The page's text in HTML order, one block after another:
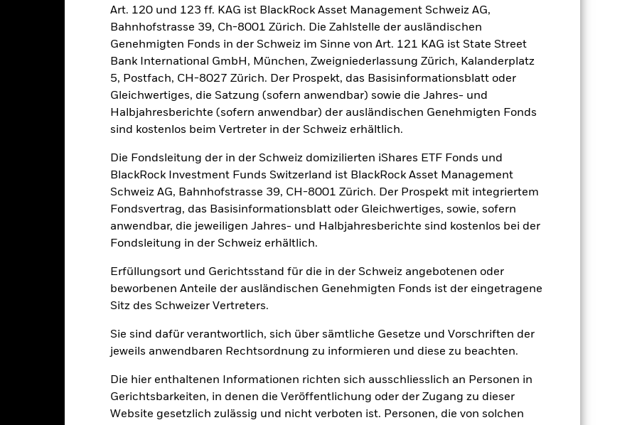
Art. 120 und 123 ff. KAG ist BlackRock Asset Management Schweiz AG,
Bahnhofstrasse 39, Ch-8001 Zürich. Die Zahlstelle der ausländischen
Genehmigten Fonds in der Schweiz im Sinne von Art. 121 KAG ist State Street
Bank International GmbH, München, Zweigniederlassung Zürich, Kalanderplatz
5, Postfach, CH-8027 Zürich. Der Prospekt, das Basisinformationsblatt oder
Gleichwertiges, die Satzung (sofern anwendbar) sowie die Jahres- und
Halbjahresberichte (sofern anwendbar) der ausländischen Genehmigten Fonds
sind kostenlos beim Vertreter in der Schweiz erhältlich.
Die Fondsleitung der in der Schweiz domizilierten iShares ETF Fonds und
BlackRock Investment Funds Switzerland ist BlackRock Asset Management
Schweiz AG, Bahnhofstrasse 39, CH-8001 Zürich. Der Prospekt mit integriertem
Fondsvertrag, das Basisinformationsblatt oder Gleichwertiges, sowie, sofern
anwendbar, die jeweiligen Jahres- und Halbjahresberichte sind kostenlos bei der
Fondsleitung in der Schweiz erhältlich.
Erfüllungsort und Gerichtsstand für die in der Schweiz angebotenen oder
beworbenen Anteile der ausländischen Genehmigten Fonds ist der eingetragene
Sitz des Schweizer Vertreters.
Sie sind dafür verantwortlich, sich über sämtliche Gesetze und Vorschriften der
jeweils anwendbaren Rechtsordnung zu informieren und diese zu beachten.
Die hier enthaltenen Informationen richten sich ausschliesslich an Personen in
Gerichtsbarkeiten, in denen die Veröffentlichung oder der Zugang zu dieser
Website gesetzlich zulässig und nicht verboten ist. Personen, die von solchen
Anleger erhalten den ursprünglich investierten Betrag eventuell nicht zurück.
Länder, Währungen oder Unternehmen konzentriert. Folglich reagiert der Fonds anfälliger auf
politische, nachhaltigkeitsbezogene oder aufsichtsrechtliche Ereignisse. Der Wert von Aktien und
tägliche Kursbewegungen an den Börsen beeinträchtigt. Weitere Faktoren sind Meldungen aus
und -ergebnisse. Der Fonds ist bestrebt, Unternehmen auszuschließen, die
Einschätzung der ESG-Leistungen des Fonds vornehmen. Eine solche Einschätzung der ESG-
auf den Wert der Investitionen des Fonds im Vergleich zu einem Fonds haben, bei dem keine
ein potenzielles Risiko der Ansteckung (auch unter der Bezeichnung „Spill-over-Effekt“) für andere
Verwaltungsgesellschaft des Fonds wird sicherstellen, dass angemessene Verfahren zur Minderung
vorhanden sind. Über das Drop-Down-Feld direkt unter dem Namen des Fonds können
Fonds anzeigen lassen. Die Anteilsklassen mit Währungsabsicherung sind durch den Begriff
BlackRock im Rahmen seiner Leihetätigkeit. Da die Ertragsaufteilung aus Wertpapierleihegeschäften
sind diese nicht in den laufenden Kosten enthalten.
PRIIP KID Factsheet SFDR Web Disclosure Verkaufsprospekt
Herunterladen
Eckdaten FondsManager Positionen Unterlagen
Wertentwicklung